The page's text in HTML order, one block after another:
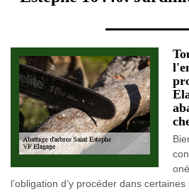
l’obligation d’y procéder dans